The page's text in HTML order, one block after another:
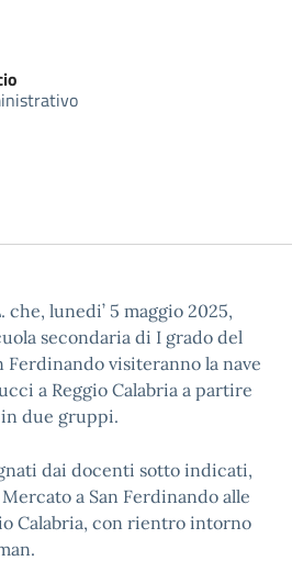
che, lunedi’ 5 maggio 2025,
secondaria di I grado del
Ferdinando visiteranno la nave
a Reggio Calabria a partire
in due gruppi.
dai docenti sotto indicati,
a San Ferdinando alle
Calabria, con rientro intorno